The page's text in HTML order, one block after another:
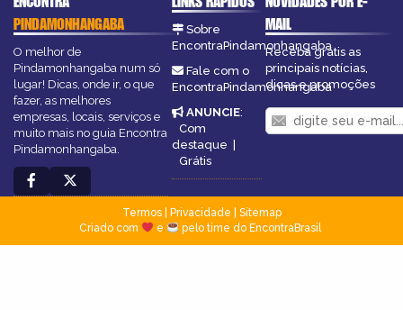
PINDAMONHANGABA
O melhor de
Pindamonhangaba num só
lugar! Dicas, onde ir, o que
fazer, as melhores
empresas, locais, serviços e
muito mais no guia Encontra
Pindamonhangaba.
Sobre
EncontraPindamonhangaba
Fale com o
EncontraPindamonhangaba
ANUNCIE:
Com
destaque |
Grátis
MAIL
Receba grátis as
principais notícias,
dicas e promoções
Termos| Privacidade
Sitemap
Criado com
e pelo time do EncontraBrasil